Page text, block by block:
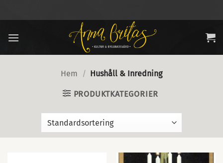
to
Hem / Hushåll & Inredning
PRODUKTKATEGORIER